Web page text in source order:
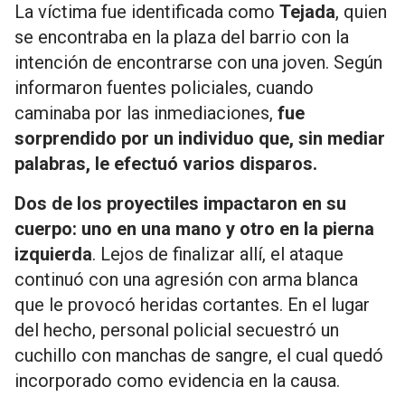
La víctima fue identificada como Tejada, quien
se encontraba en la plaza del barrio con la
intención de encontrarse con una joven. Según
informaron fuentes policiales, cuando
caminaba por las inmediaciones, fue
sorprendido por un individuo que, sin mediar
palabras, le efectuó varios disparos.
Dos de los proyectiles impactaron en su
cuerpo: uno en una mano y otro en la pierna
izquierda. Lejos de finalizar allí, el ataque
continuó con una agresión con arma blanca
que le provocó heridas cortantes. En el lugar
del hecho, personal policial secuestró un
cuchillo con manchas de sangre, el cual quedó
incorporado como evidencia en la causa.